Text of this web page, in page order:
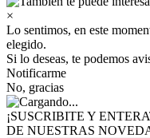
×
Lo sentimos, en este
elegido.
Si lo deseas, te podemos
Notificarme
No, gracias
¡SUSCRIBITE Y
DE NUESTRAS